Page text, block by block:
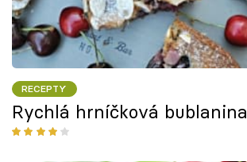
RECEPTY
Rychlá hrníčková bublanina